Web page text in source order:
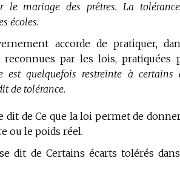
le mariage des prêtres. La
écoles.
accorde de pratiquer,
par les lois, pratiquées
est quelquefois restreinte à certains
de tolérance.
dit de Ce que la loi permet de
ou le poids réel.
dit de Certains écarts tolérés